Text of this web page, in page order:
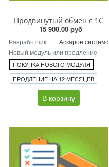
Продвинутый обмен с 1С
15 900.00 руб
Разработчик
Аскарон cистемс
Новый модуль или продление
ПОКУПКА НОВОГО МОДУЛЯ
ПРОДЛЕНИЕ НА 12 МЕСЯЦЕВ
В корзину